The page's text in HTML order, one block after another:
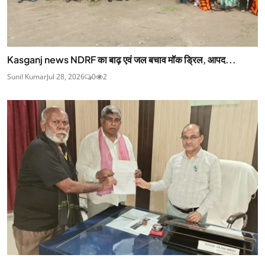
Kasganj news NDRF का बाढ़ एवं जल बचाव मॉक ड्रिल, आपद...
Sunil KumarJul 28, 2026 0 2